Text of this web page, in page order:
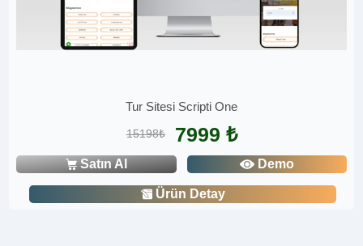
Tur Sitesi Scripti One
15198₺ 7999 ₺
Satın Al Demo
Ürün Detay